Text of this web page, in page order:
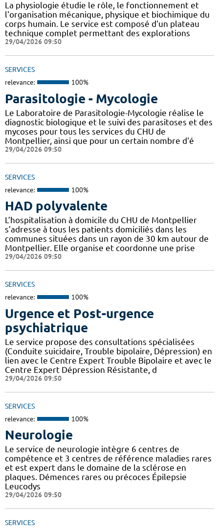
La physiologie étudie le rôle, le fonctionnement et
l'organisation mécanique, physique et biochimique du
corps humain. Le service est composé d'un plateau
technique complet permettant des explorations
29/04/2026 09:50
SERVICES
relevance: 100%
Parasitologie - Mycologie
Le Laboratoire de Parasitologie-Mycologie réalise le
diagnostic biologique et le suivi des parasitoses et des
mycoses pour tous les services du CHU de
Montpellier, ainsi que pour un certain nombre d'é
29/04/2026 09:50
SERVICES
relevance: 100%
HAD polyvalente
L’hospitalisation à domicile du CHU de Montpellier
s’adresse à tous les patients domiciliés dans les
communes situées dans un rayon de 30 km autour de
Montpellier. Elle organise et coordonne une prise
29/04/2026 09:50
SERVICES
relevance: 100%
Urgence et Post-urgence
psychiatrique
Le service propose des consultations spécialisées
(Conduite suicidaire, Trouble bipolaire, Dépression) en
lien avec le Centre Expert Trouble Bipolaire et avec le
Centre Expert Dépression Résistante, d
29/04/2026 09:50
SERVICES
relevance: 100%
Neurologie
Le service de neurologie intègre 6 centres de
compétence et 3 centres de référence maladies rares
et est expert dans le domaine de la sclérose en
plaques. Démences rares ou précoces Épilepsie
Leucodys
29/04/2026 09:50
SERVICES